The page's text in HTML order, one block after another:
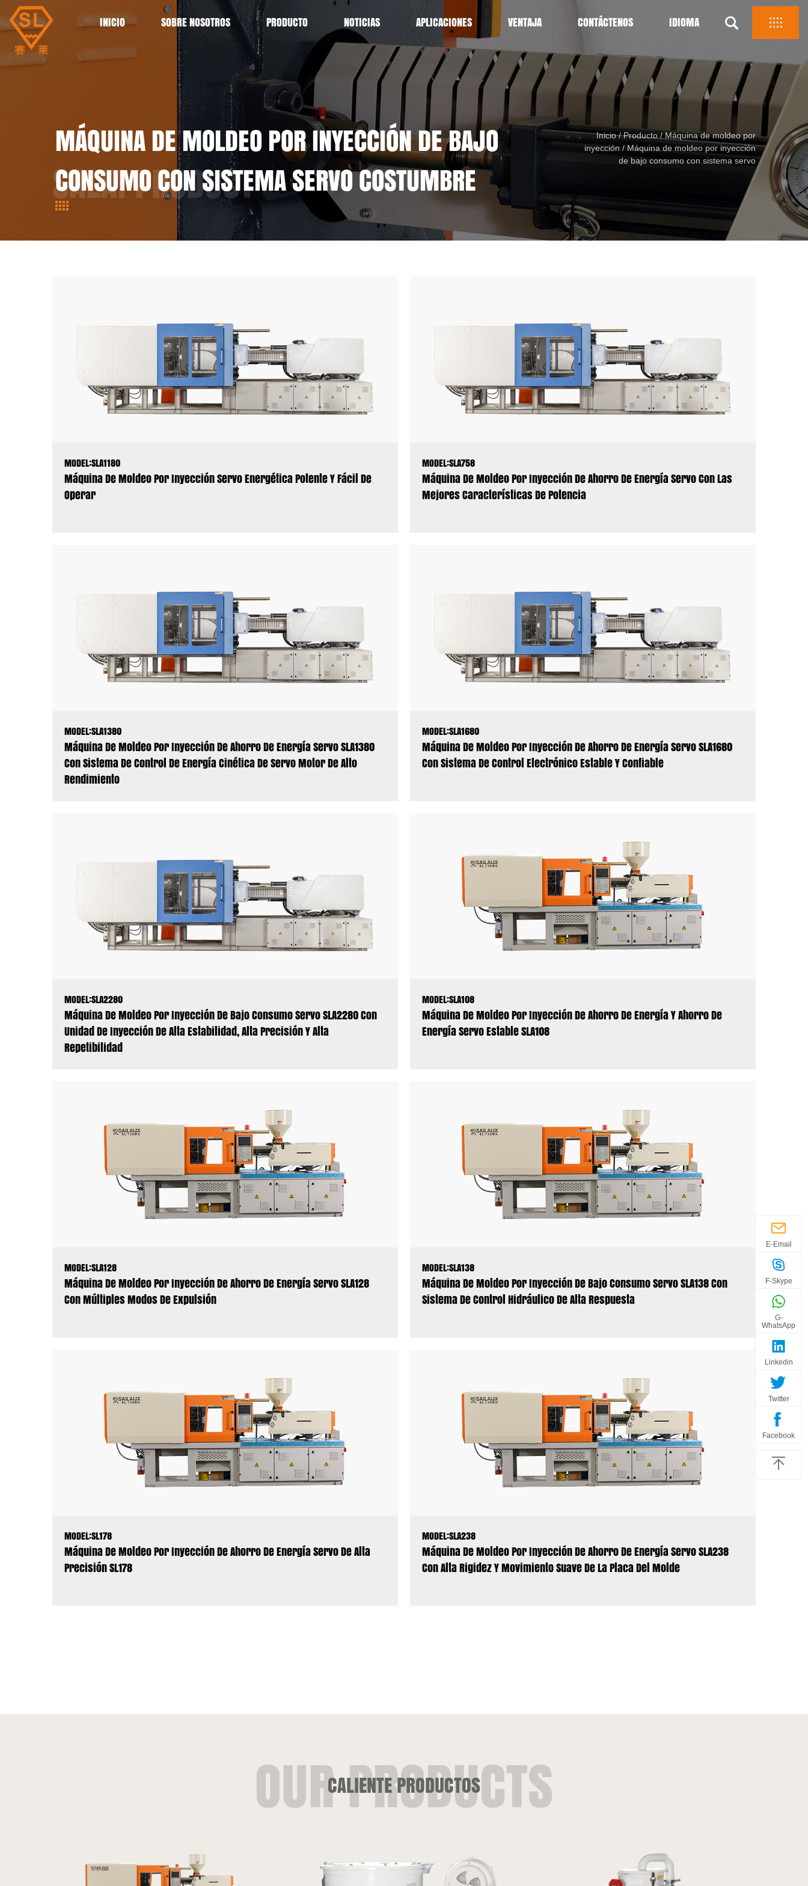
INICIO SOBRE NOSOTROS PRODUCTO NOTICIAS APLICACIONES VENTAJA CONTÁCTENOS IDIOMA
MÁQUINA DE MOLDEO POR INYECCIÓN DE BAJO
CONSUMO CON SISTEMA SERVO COSTUMBRE
Inicio/Producto /Máquina de moldeo por
inyección / Máquina de moldeo por inyección
de bajo consumo con sistema servo
MODEL:SLA1180
Máquina De Moldeo Por Inyección Servo Energética Potente Y Fácil De
Operar
MODEL:SLA758
Máquina De Moldeo Por Inyección De Ahorro De Energía Servo Con Las
Mejores Características De Potencia
MODEL:SLA1380
Máquina De Moldeo Por Inyección De Ahorro De Energía Servo SLA1380
Con Sistema De Control De Energía Cinética De Servo Motor De Alto
Rendimiento
MODEL:SLA1680
Máquina De Moldeo Por Inyección De Ahorro De Energía Servo SLA1680
Con Sistema De Control Electrónico Estable Y Confiable
MODEL:SLA2280
Máquina De Moldeo Por Inyección De Bajo Consumo Servo SLA2280 Con
Unidad De Inyección De Alta Estabilidad, Alta Precisión Y Alta
Repetibilidad
MODEL:SLA108
Máquina De Moldeo Por Inyección De Ahorro De Energía Y Ahorro De
Energía Servo Estable SLA108
MODEL:SLA128
Máquina De Moldeo Por Inyección De Ahorro De Energía Servo SLA128
Con Múltiples Modos De Expulsión
MODEL:SLA138
Máquina De Moldeo Por Inyección De Bajo Consumo Servo SLA138 Con
Sistema De Control Hidráulico De Alta Respuesta
MODEL:SL178
Máquina De Moldeo Por Inyección De Ahorro De Energía Servo De Alta
Precisión SL178
MODEL:SLA238
Máquina De Moldeo Por Inyección De Ahorro De Energía Servo SLA238
Con Alta Rigidez Y Movimiento Suave De La Placa Del Molde
CALIENTE PRODUCTOS
E-Email
F-Skype
G-
WhatsApp
Linkedin
Twitter
Facebook